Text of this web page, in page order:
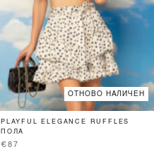
ОТНОВО НАЛИЧЕН
PLAYFUL ELEGANCE RUFFLES
ПОЛА
€87